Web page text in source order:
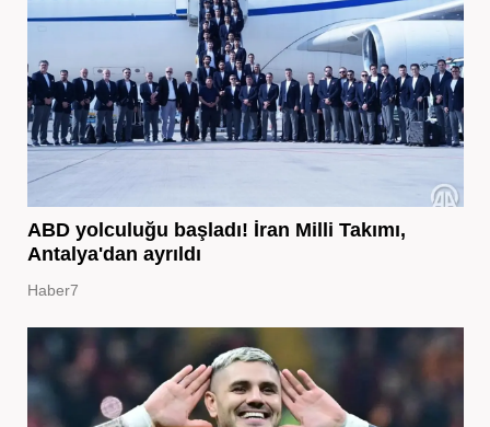
ABD yolculuğu başladı! İran Milli Takımı,
Antalya'dan ayrıldı
Haber7